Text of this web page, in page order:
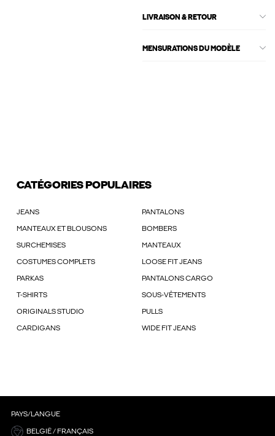
LIVRAISON & RETOUR
MENSURATIONS DU MODÈLE
CATÉGORIES POPULAIRES
JEANS PANTALONS
MANTEAUX ET BLOUSONS BOMBERS
SURCHEMISES MANTEAUX
COSTUMES COMPLETS LOOSE FIT JEANS
PARKAS PANTALONS CARGO
T-SHIRTS SOUS-VÊTEMENTS
ORIGINALS STUDIO PULLS
CARDIGANS WIDE FIT JEANS
PAYS/LANGUE
BELGIË / FRANÇAIS